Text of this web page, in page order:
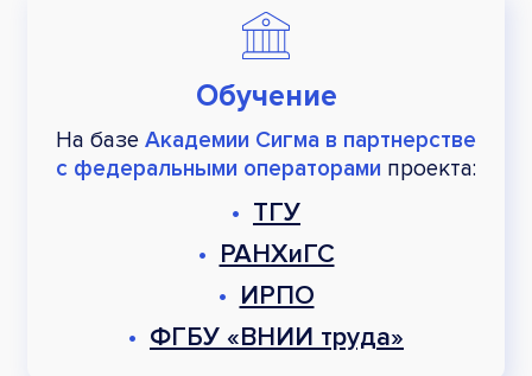
Обучение
На базе Академии Сигма в партнерстве
с федеральными операторами проекта:
• ТГУ
• РАНХиГС
• ИРПО
• ФГБУ «ВНИИ труда»